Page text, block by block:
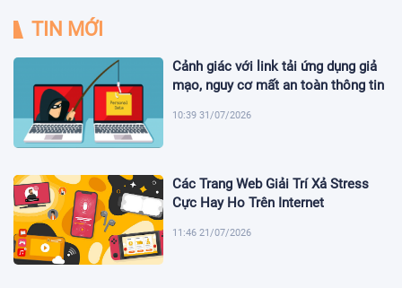
TIN MỚI
Cảnh giác với link tải ứng dụng giả
mạo, nguy cơ mất an toàn thông tin
10:39 31/07/2026
Các Trang Web Giải Trí Xả Stress
Cực Hay Ho Trên Internet
11:46 21/07/2026